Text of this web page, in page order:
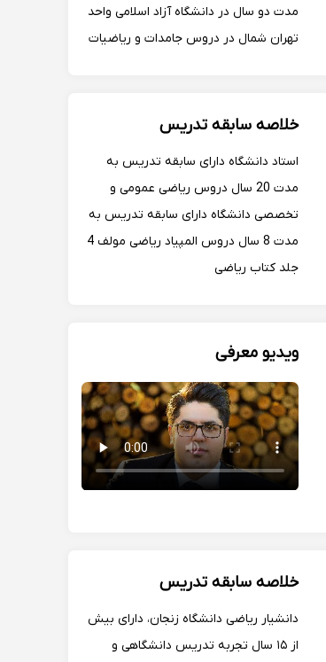
مدت دو سال در دانشگاه آزاد اسلامی واحد
تهران شمال در دروس جامدات و ریاضیات
دانشجویان دانشگاه ها شده است. هچنین
خلاصه سابقه تدریس
استاد دانشگاه دارای سابقه تدریس به
مدت 20 سال دروس ریاضی عمومی و
تخصصی دانشگاه دارای سابقه تدریس به
مدت 8 سال دروس المپیاد ریاضی مولف 4
جلد کتاب ریاضی
ویدیو معرفی
خلاصه سابقه تدریس
دانشیار ریاضی دانشگاه زنجان، دارای بیش
از ۱۵ سال تجربه تدریس دانشگاهی و